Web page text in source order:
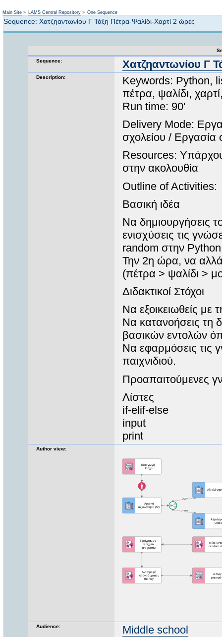
Main Site » LAMS Central Repository » One Sequence
Sequence: Χατζηαντωνίου Γ Τάξη Πέτρα-Ψαλίδι-Χαρτί 2 ώρες
Sequence:
Χατζηαντωνίου Γ
Description:
Keywords: Python,
πέτρα, ψαλίδι,
Run time: 90'
Delivery Mode:
σχολείου / Εργασία
Resources:
στην ακολουθία
Outline of Activities:
Βασική ιδέα
Να δημιουργήσεις
ενισχύσεις τις
random στην
Την 2η ώρα, να
(πέτρα > ψαλίδι >
Διδακτικοί Στόχοι
Να εξοικειωθείς με
Να κατανοήσεις τη
βασικών εντολών
Να εφαρμόσεις τις
παιχνιδιού.
Προαπαιτούμενες
Λίστες
if-elif-else
input
print
Author view:
Audience: Middle school